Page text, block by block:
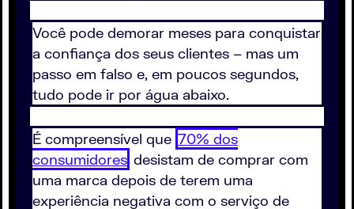
Você pode demorar meses para conquistar
a confiança dos seus clientes – mas um
passo em falso e, em poucos segundos,
tudo pode ir por água abaixo.
É compreensível que 70% dos
consumidores desistam de comprar com
uma marca depois de terem uma
experiência negativa com o serviço de